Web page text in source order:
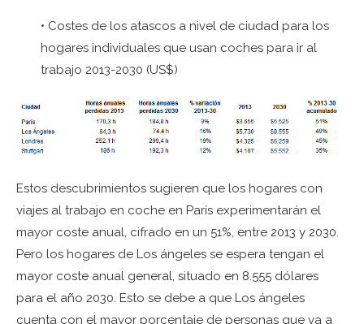
• Costes de los atascos a nivel de ciudad para los
hogares individuales que usan coches para ir al
trabajo 2013-2030 (US$)
Estos descubrimientos sugieren que los hogares con
viajes al trabajo en coche en París experimentarán el
mayor coste anual, cifrado en un 51%, entre 2013 y 2030.
Pero los hogares de Los ángeles se espera tengan el
mayor coste anual general, situado en 8.555 dólares
para el año 2030. Esto se debe a que Los ángeles
cuenta con el mayor porcentaje de personas que va a